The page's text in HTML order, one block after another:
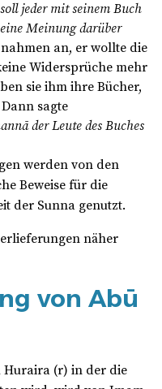
jeder mit seinem Buch
Meinung darüber
an, er wollte die
Widersprüche mehr
sie ihm ihre Bücher,
sagte
āder Leute des Buches
werden von den
Beweise für die
der Sunna genutzt.
näher
von Abū
Huraira (r) in der die